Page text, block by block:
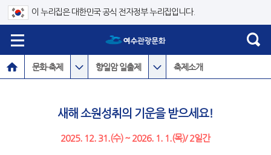
이 누리집은 대한민국 공식 전자정부 누리집입니다.
문화·축제 향일암 일출제 축제소개
새해 소원성취의 기운을 받으세요!
2025. 12. 31.(수) ~ 2026. 1. 1.(목)/ 2일간